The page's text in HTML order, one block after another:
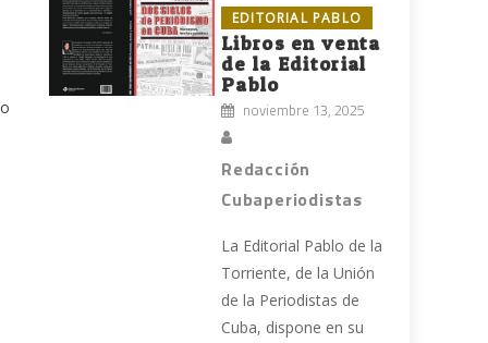
EDITORIAL PABLO
Libros en venta
de la Editorial
Pablo
noviembre 13, 2025
Redacción
Cubaperiodistas
La Editorial Pablo de la
Torriente, de la Unión
de la Periodistas de
Cuba, dispone en su